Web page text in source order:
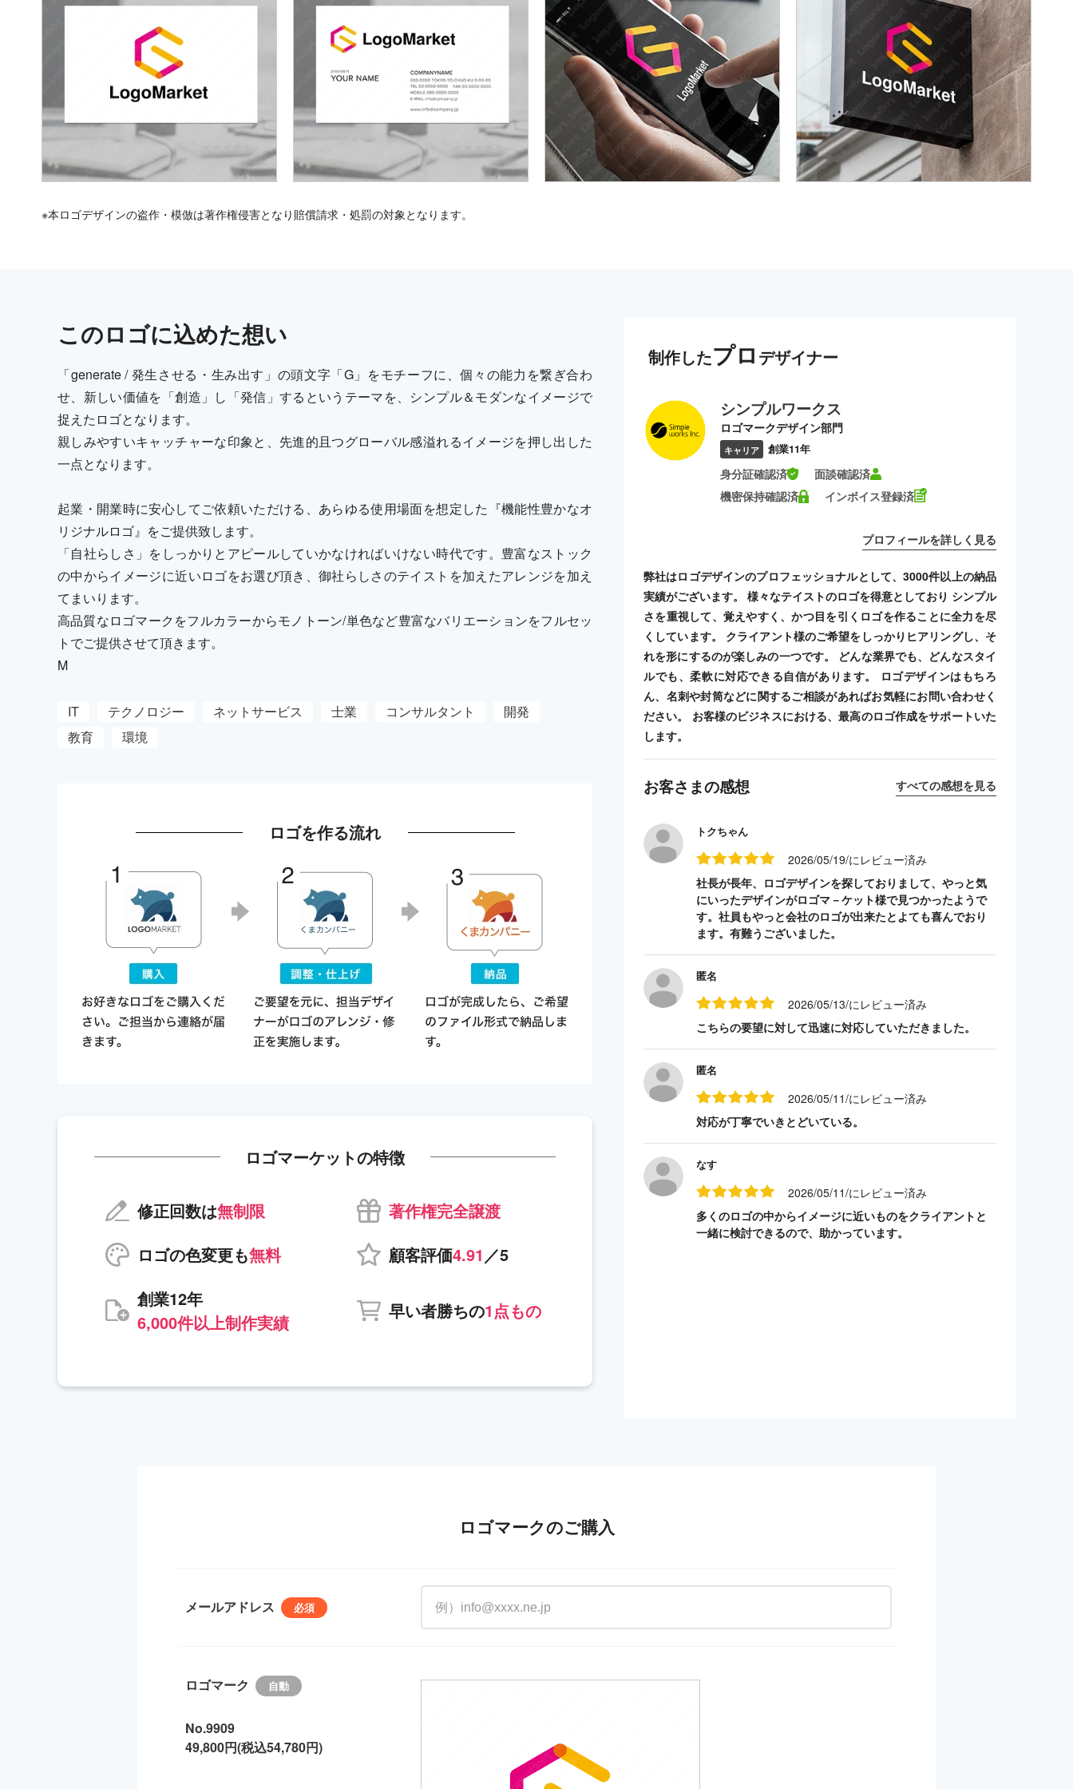
※本ロゴデザインの盗作・模倣は著作権侵害となり賠償請求・処罰の対象となります。
このロゴに込めた想い
「generate / 発生させる・生み出す」の頭文字「G」をモチーフに、個々の能力を繋ぎ合わ
せ、新しい価値を「創造」し「発信」するというテーマを、シンプル＆モダンなイメージで
捉えたロゴとなります。
親しみやすいキャッチャーな印象と、先進的且つグローバル感溢れるイメージを押し出した
一点となります。
起業・開業時に安心してご依頼いただける、あらゆる使用場面を想定した『機能性豊かなオ
リジナルロゴ』をご提供致します。
「自社らしさ」をしっかりとアピールしていかなければいけない時代です。豊富なストック
の中からイメージに近いロゴをお選び頂き、御社らしさのテイストを加えたアレンジを加え
てまいります。
高品質なロゴマークをフルカラーからモノトーン/単色など豊富なバリエーションをフルセッ
トでご提供させて頂きます。
M
IT テクノロジー ネットサービス 士業 コンサルタント
開発
教育
環境
ロゴを作る流れ
ロゴマーケットの特徴
修正回数は無制限
著作権完全譲渡
ロゴの色変更も無料 顧客評価4.91 ／5
創業12年
6,000件以上制作実績
早い者勝ちの1点もの
制作したプロ デザイナー
シンプルワークス
ロゴマークデザイン部門
キャリア 創業11年
身分証確認済
面談確認済
機密保持確認済
インボイス登録済
プロフィールを詳しく見る
弊社はロゴデザインのプロフェッショナルとして、3000件以上の納品
実績がございます。 様々なテイストのロゴを得意としており シンプル
さを重視して、覚えやすく、かつ目を引くロゴを作ることに全力を尽
くしています。 クライアント様のご希望をしっかりヒアリングし、そ
れを形にするのが楽しみの一つです。 どんな業界でも、どんなスタイ
ルでも、柔軟に対応できる自信があります。 ロゴデザインはもちろ
ん、名刺や封筒などに関するご相談があればお気軽にお問い合わせく
ださい。 お客様のビジネスにおける、最高のロゴ作成をサポートいた
します。
お客さまの感想 すべての感想を見る
トクちゃん
2026/05/19/にレビュー済み
社長が長年、ロゴデザインを探しておりまして、やっと気
にいったデザインがロゴマ－ケット様で見つかったようで
す。社員もやっと会社のロゴが出来たとよても喜んでおり
ます。有難うございました。
匿名
2026/05/13/にレビュー済み
こちらの要望に対して迅速に対応していただきました。
匿名
2026/05/11/にレビュー済み
対応が丁寧でいきとどいている。
なす
2026/05/11/にレビュー済み
多くのロゴの中からイメージに近いものをクライアントと
一緒に検討できるので、助かっています。
ロゴマークのご購入
メールアドレス
ロゴマーク
No.9909
49,800円(税込54,780円)